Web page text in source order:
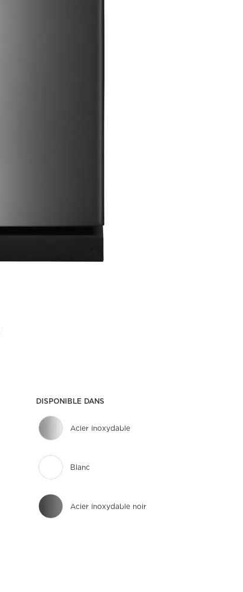
DISPONIBLE DANS
Acier inoxydable
Blanc
Acier inoxydable noir